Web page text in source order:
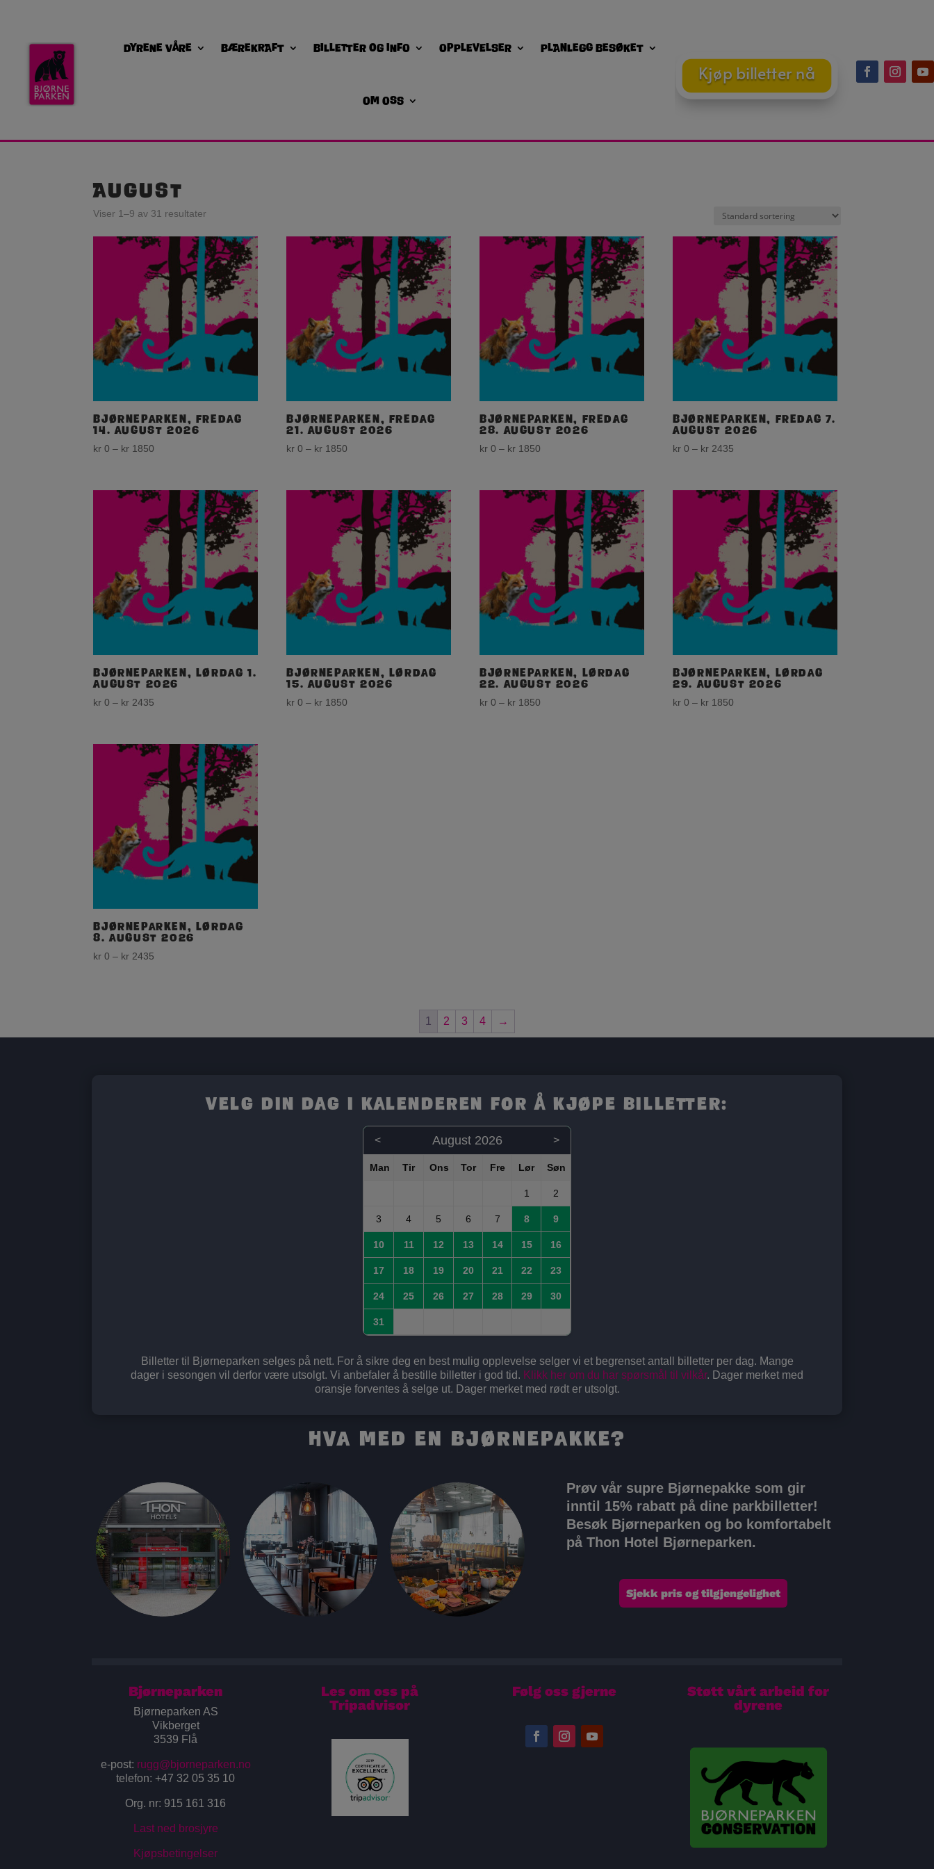
Dyrene våre Bærekraft Billetter og info Opplevelser Planlegg besøket
Om oss
Kjøp billetter nå
August
Viser 1–9 av 31 resultater
Bjørneparken, fredag
14. august 2026
kr 0 – kr 1850
through
kr 1850
Bjørneparken, fredag
21. august 2026
kr 0 – kr 1850
through
kr 1850
Bjørneparken, fredag
28. august 2026
kr 0 – kr 1850
through
kr 1850
Bjørneparken, fredag 7.
august 2026
kr 0 – kr 2435
through
kr 2435
Bjørneparken, lørdag 1.
august 2026
kr 0 – kr 2435
through
kr 2435
Bjørneparken, lørdag
15. august 2026
kr 0 – kr 1850
Bjørneparken, lørdag
22. august 2026
kr 0 – kr 1850
Bjørneparken, lørdag
29. august 2026
kr 0 – kr 1850
Bjørneparken, lørdag
8. august 2026
kr 0 – kr 2435
1 2 3 4 →
Velg din dag i kalenderen for å kjøpe billetter:
< August 2026 >
1 2
3 4 5 6 7 8 9
10 11 12 13 14 15 16
17 18 19 20 21 22 23
24 25 26 27 28 29 30
31
Billetter til Bjørneparken selges på nett. For å sikre deg en best mulig opplevelse selger vi et begrenset antall billetter per dag. Mange
dager i sesongen vil derfor være utsolgt. Vi anbefaler å bestille billetter i god tid. Klikk her om du har spørsmål til vilkår. Dager merket med
oransje forventes å selge ut. Dager merket med rødt er utsolgt.
Hva med en Bjørnepakke?
Prøv vår supre Bjørnepakke som gir
inntil 15% rabatt på dine parkbilletter!
Besøk Bjørneparken og bo komfortabelt
på Thon Hotel Bjørneparken.
Sjekk pris og tilgjengelighet
Bjørneparken
Bjørneparken AS
Vikberget
3539 Flå
e-post: rugg@bjorneparken.no
telefon: +47 32 05 35 10
Org. nr: 915 161 316
Last ned brosjyre
Kjøpsbetingelser
Les om oss på
Tripadvisor
Følg oss gjerne
Støtt vårt arbeid for
dyrene